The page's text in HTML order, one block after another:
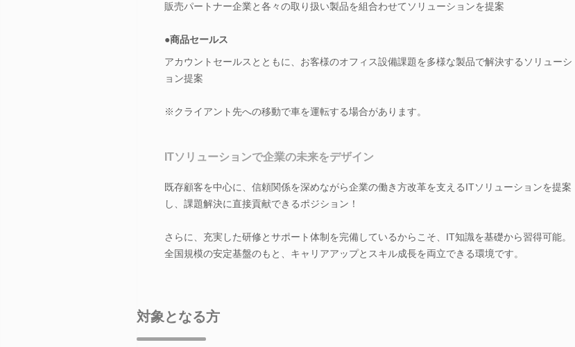
販売パートナー企業と各々の取り扱い製品を組合わせてソリューションを提案
●商品セールス
アカウントセールスとともに、お客様のオフィス設備課題を多様な製品で解決するソリューシ
ョン提案
※クライアント先への移動で車を運転する場合があります。
ITソリューションで企業の未来をデザイン
既存顧客を中心に、信頼関係を深めながら企業の働き方改革を支えるITソリューションを提案
し、課題解決に直接貢献できるポジション！
さらに、充実した研修とサポート体制を完備しているからこそ、IT知識を基礎から習得可能。
全国規模の安定基盤のもと、キャリアアップとスキル成長を両立できる環境です。
対象となる方